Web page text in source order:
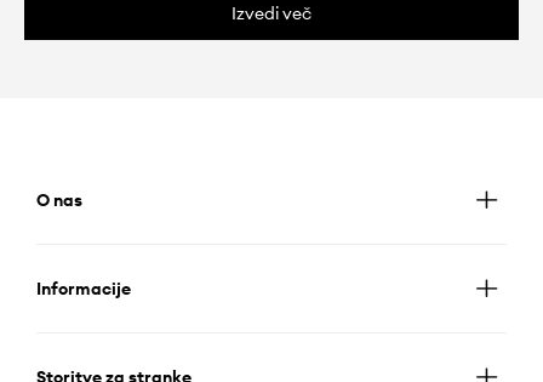
Izvedi več
O nas
Informacije
Storitve za stranke